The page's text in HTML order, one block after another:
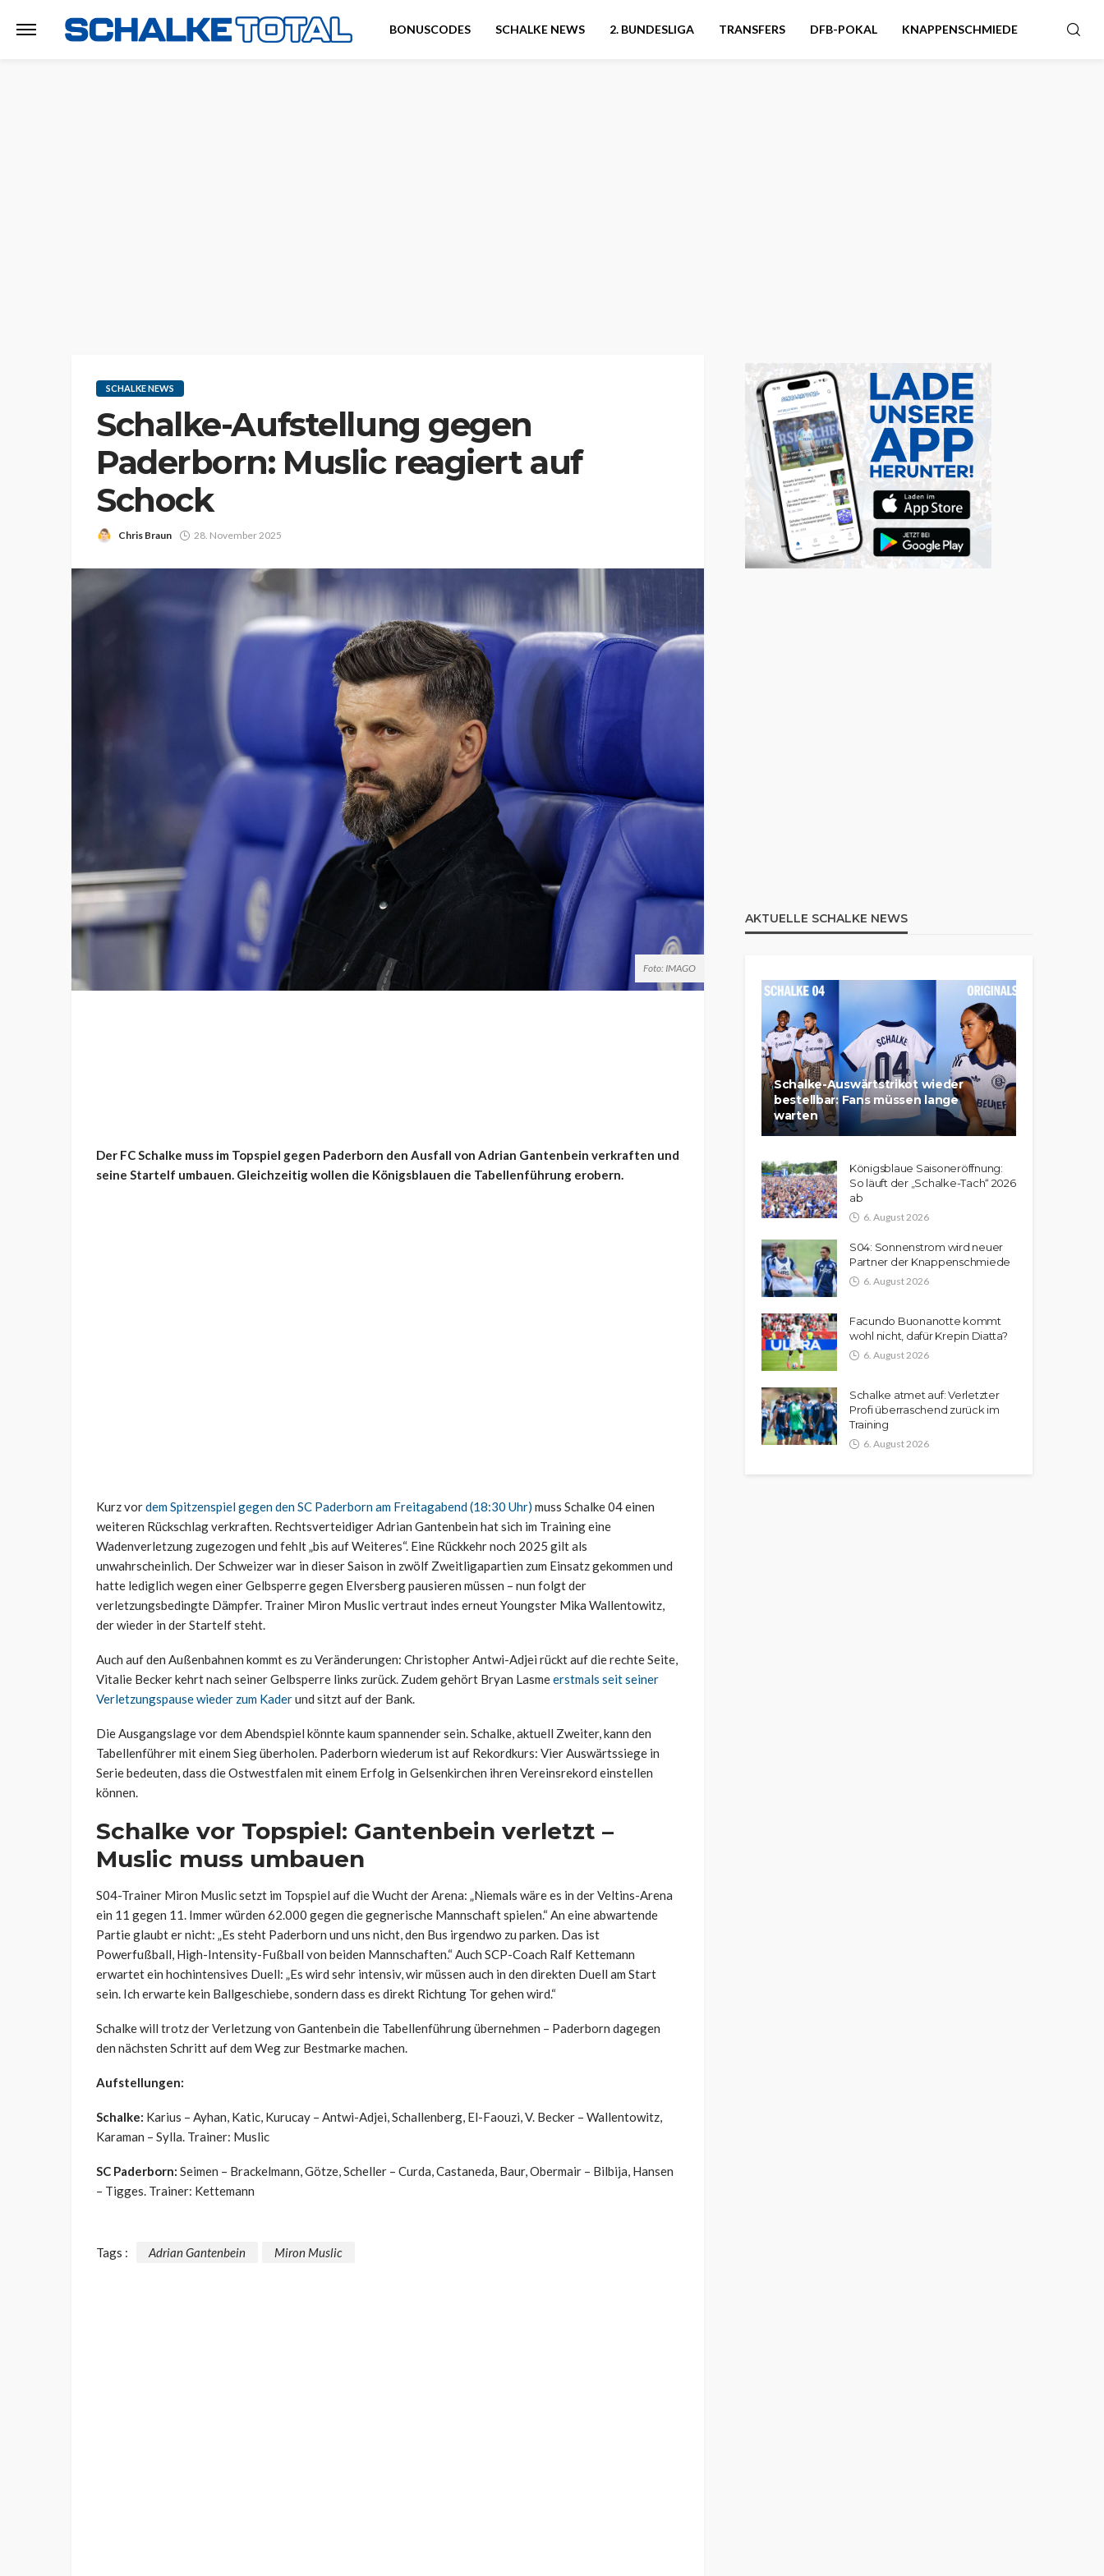
BONUSCODES SCHALKE NEWS 2. BUNDESLIGA TRANSFERS DFB-POKAL KNAPPENSCHMIEDE
SCHALKE NEWS
Schalke-Aufstellung gegen
Paderborn: Muslic reagiert auf
Schock
Chris Braun 28. November 2025
Foto: IMAGO
Der FC Schalke muss im Topspiel gegen Paderborn den Ausfall von Adrian Gantenbein verkraften und
seine Startelf umbauen. Gleichzeitig wollen die Königsblauen die Tabellenführung erobern.
Kurz vordem Spitzenspiel gegen den SC Paderborn am Freitagabend (18:30 Uhr) muss Schalke 04 einen
weiteren Rückschlag verkraften. Rechtsverteidiger Adrian Gantenbein hat sich im Training eine
Wadenverletzung zugezogen und fehlt „bis auf Weiteres“. Eine Rückkehr noch 2025 gilt als
unwahrscheinlich. Der Schweizer war in dieser Saison in zwölf Zweitligapartien zum Einsatz gekommen und
hatte lediglich wegen einer Gelbsperre gegen Elversberg pausieren müssen – nun folgt der
verletzungsbedingte Dämpfer. Trainer Miron Muslic vertraut indes erneut Youngster Mika Wallentowitz,
der wieder in der Startelf steht.
Auch auf den Außenbahnen kommt es zu Veränderungen: Christopher Antwi-Adjei rückt auf die rechte Seite,
Vitalie Becker kehrt nach seiner Gelbsperre links zurück. Zudem gehört Bryan Lasmeerstmals seit seiner
Verletzungspause wieder zum Kaderund sitzt auf der Bank.
Die Ausgangslage vor dem Abendspiel könnte kaum spannender sein. Schalke, aktuell Zweiter, kann den
Tabellenführer mit einem Sieg überholen. Paderborn wiederum ist auf Rekordkurs: Vier Auswärtssiege in
Serie bedeuten, dass die Ostwestfalen mit einem Erfolg in Gelsenkirchen ihren Vereinsrekord einstellen
können.
Schalke vor Topspiel: Gantenbein verletzt –
Muslic muss umbauen
S04-Trainer Miron Muslic setzt im Topspiel auf die Wucht der Arena: „Niemals wäre es in der Veltins-Arena
ein 11 gegen 11. Immer würden 62.000 gegen die gegnerische Mannschaft spielen.“ An eine abwartende
Partie glaubt er nicht: „Es steht Paderborn und uns nicht, den Bus irgendwo zu parken. Das ist
Powerfußball, High-Intensity-Fußball von beiden Mannschaften.“ Auch SCP-Coach Ralf Kettemann
erwartet ein hochintensives Duell: „Es wird sehr intensiv, wir müssen auch in den direkten Duell am Start
sein. Ich erwarte kein Ballgeschiebe, sondern dass es direkt Richtung Tor gehen wird.“
Schalke will trotz der Verletzung von Gantenbein die Tabellenführung übernehmen – Paderborn dagegen
den nächsten Schritt auf dem Weg zur Bestmarke machen.
Aufstellungen:
Schalke: Karius – Ayhan, Katic, Kurucay – Antwi-Adjei, Schallenberg, El-Faouzi, V. Becker – Wallentowitz,
Karaman – Sylla. Trainer: Muslic
SC Paderborn: Seimen – Brackelmann, Götze, Scheller – Curda, Castaneda, Baur, Obermair – Bilbija, Hansen
– Tigges. Trainer: Kettemann
Tags : Adrian Gantenbein Miron Muslic
AKTUELLE SCHALKE NEWS
Schalke-Auswärtstrikot wieder
bestellbar: Fans müssen lange
warten
Königsblaue Saisoneröffnung:
So läuft der „Schalke-Tach“ 2026
ab
6. August 2026
S04: Sonnenstrom wird neuer
Partner der Knappenschmiede
6. August 2026
Facundo Buonanotte kommt
wohl nicht, dafür Krepin Diatta?
6. August 2026
Schalke atmet auf: Verletzter
Profi überraschend zurück im
Training
6. August 2026